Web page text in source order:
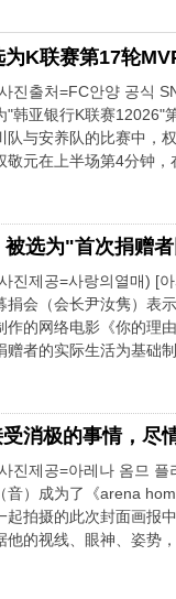
K联赛第17轮
진출처=FC안양 공식
"韩亚银行K联赛12026"
队与安养队的比赛中，
敬元在上半场第4分钟，
选为"首次捐赠
진제공=사랑의열매) [
捐会（会长尹汝隽）表
作的网络电影《你的理
赠者的实际生活为基础
消极的事情，尽
진제공=아레나 옴므
（音）成为了《arena
起拍摄的此次封面画报
他的视线、眼神、姿势